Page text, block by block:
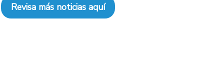
Revisa más noticias aquí